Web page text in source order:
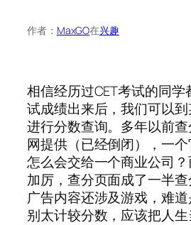
作者： MaxGO在兴趣
相信经历过CET考试的同学
试成绩出来后，我们可以
进行分数查询。多年以前
网提供（已经倒闭），一
怎么会交给一个商业公司
加厉，查分页面成了一半查
广告内容还涉及游戏，难
别太计较分数，应该把人生